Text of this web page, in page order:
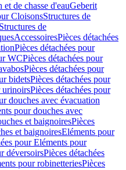
de chasse d'eauGeberit
CloisonsStructures de
de
AccessoiresPièces détachées
Pièces détachées pour
WCPièces détachées pour
Pièces détachées pour
bidetsPièces détachées pour
urinoirsPièces détachées pour
douches avec évacuation
pour douches avec
et baignoiresPièces
et baignoiresEléments pour
pour Eléments pour
déversoirsPièces détachées
pour robinetteriesPièces